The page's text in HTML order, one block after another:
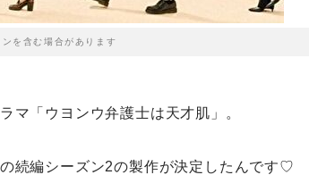
を含む場合があります
マ「 ウヨンウ弁護士は天才肌 」。
続編シーズン2の製作が決定したんです♡